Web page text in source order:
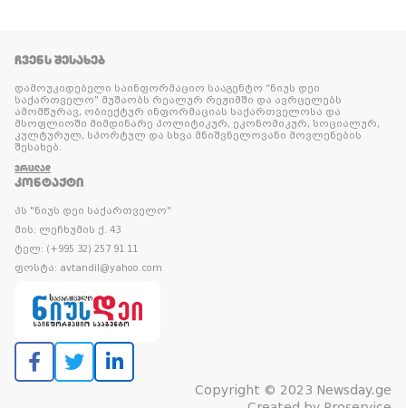
ᲩᲕᲔᲜᲡ ᲨᲔᲡᲐᲮᲔᲑ
დამოუკიდებელი საინფორმაციო სააგენტო “ნიუს დეი
საქართველო” მუშაობს რეალურ რეჟიმში და ავრცელებს
ამომწურავ, ობიექტურ ინფორმაციას საქართველოსა და
მსოფლიოში მიმდინარე პოლიტიკურ, ეკონომიკურ, სოციალურ,
კულტურულ, სპორტულ და სხვა მნიშვნელოვანი მოვლენების
შესახებ.
ᲕᲠᲪᲚᲐᲓ
ᲙᲝᲜᲢᲐᲥᲢᲘ
პს "ნიუს დეი საქართველო"
მის: ლეჩხუმის ქ. 43
ტელ: (+995 32) 257 91 11
ფოსტა: avtandil@yahoo.com
Copyright © 2023 Newsday.ge